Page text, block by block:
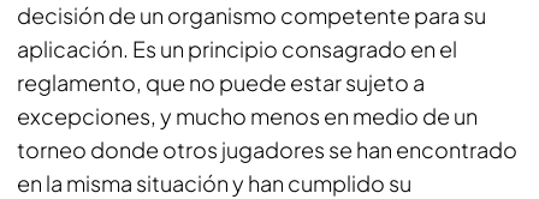
decisión de un organismo competente para su
aplicación. Es un principio consagrado en el
reglamento, que no puede estar sujeto a
excepciones, y mucho menos en medio de un
torneo donde otros jugadores se han encontrado
en la misma situación y han cumplido su